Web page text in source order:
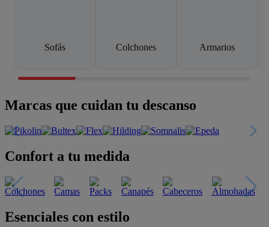
Sofás Colchones Armarios
Marcas que cuidan tu descanso
Confort a tu medida
Esenciales con estilo